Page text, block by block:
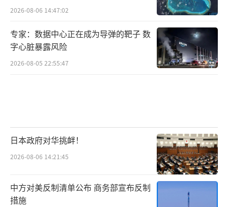
2026-08-06 14:47:02
专家：数据中心正在成为导弹的靶子 数
字心脏暴露风险
2026-08-05 22:55:47
日本政府对华挑衅！
2026-08-06 14:21:45
中方对美反制清单公布 商务部宣布反制
措施